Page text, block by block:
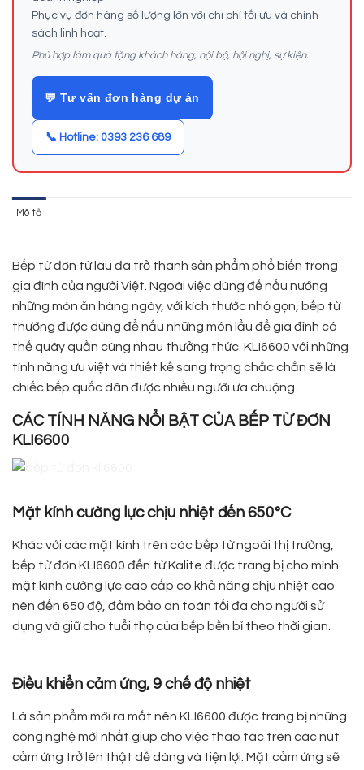
Phục vụ đơn hàng số lượng lớn với chi phí tối ưu và chính
sách linh hoạt.
Phù hợp làm quà tặng khách hàng, nội bộ, hội nghị, sự kiện.
💬 Tư vấn đơn hàng dự án
📞 Hotline: 0393 236 689
Mô tả
Bếp từ đơn từ lâu đã trở thành sản phẩm phổ biến trong
gia đình của người Việt. Ngoài việc dùng để nấu nướng
những món ăn hàng ngày, với kích thước nhỏ gọn, bếp từ
thường được dùng để nấu những món lẩu để gia đình có
thể quây quần cùng nhau thưởng thức. KLI6600 với những
tính năng ưu việt và thiết kế sang trọng chắc chắn sẽ là
chiếc bếp quốc dân được nhiều người ưa chuộng.
CÁC TÍNH NĂNG NỔI BẬT CỦA BẾP TỪ ĐƠN
KLI6600
Mặt kính cường lực chịu nhiệt đến 650°C
Khác với các mặt kính trên các bếp từ ngoài thị trường,
bếp từ đơn KLI6600 đến từ Kalite được trang bị cho mình
mặt kính cường lực cao cấp có khả năng chịu nhiệt cao
nên đến 650 độ, đảm bảo an toàn tối đa cho người sử
dụng và giữ cho tuổi thọ của bếp bền bỉ theo thời gian.
Điều khiển cảm ứng, 9 chế độ nhiệt
Là sản phẩm mới ra mắt nên KLI6600 được trang bị những
công nghệ mới nhất giúp cho việc thao tác trên các nút
cảm ứng trở lên thật dễ dàng và tiện lợi. Mặt cảm ứng sẽ